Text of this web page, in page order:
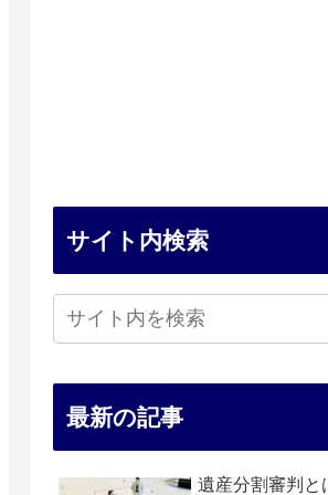
サイト内検索
最新の記事
遺産分割審判と